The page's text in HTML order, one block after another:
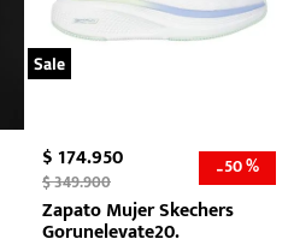
Sale
$174.950
$349.900 -50 %
Zapato Mujer Skechers
Gorunelevate20.